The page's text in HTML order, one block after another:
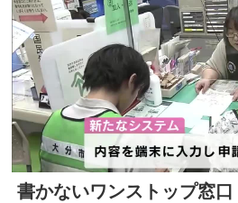
書かないワンストップ窓